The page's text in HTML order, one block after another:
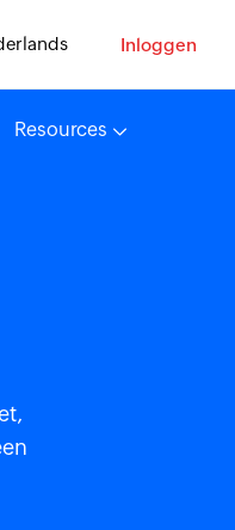
Inloggen
Resources